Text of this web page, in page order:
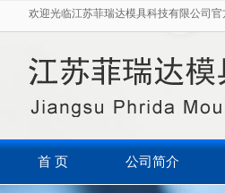
欢迎光临江苏菲瑞达模具科技有限公司
首 页 公司简介